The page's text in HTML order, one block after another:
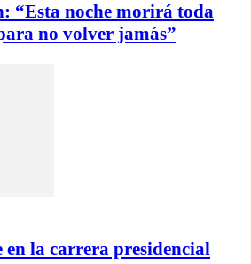
“Esta noche morirá toda
no volver jamás”
en la carrera presidencial